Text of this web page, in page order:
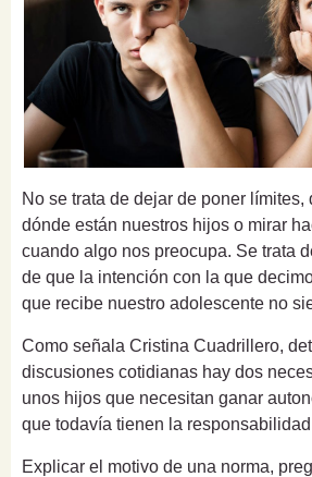
No se trata de dejar de poner límites,
dónde están nuestros hijos o mirar
cuando algo nos preocupa. Se trata
de que la intención con la que
que recibe nuestro adolescente no
Como señala Cristina Cuadrillero,
discusiones cotidianas hay dos
unos hijos que necesitan ganar
que todavía tienen la
Explicar el motivo de una norma,